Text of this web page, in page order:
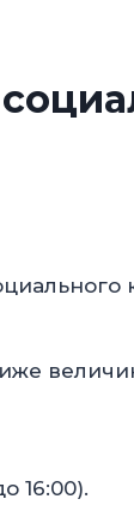
16:00).